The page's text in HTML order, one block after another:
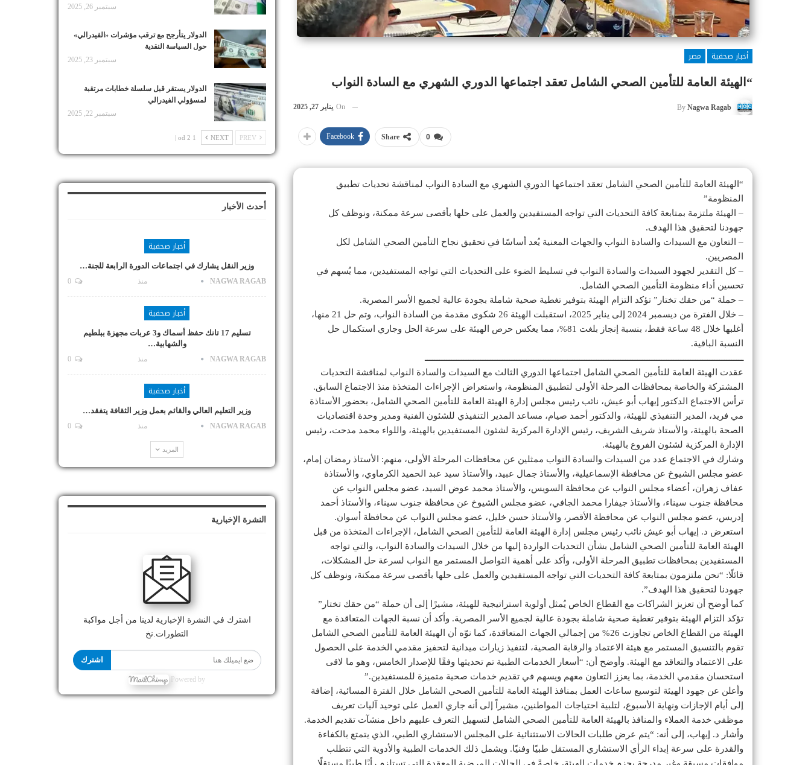
أخبار صحفية
مصر
“الهيئة العامة للتأمين الصحي الشامل تعقد اجتماعها الدوري الشهري مع السادة النواب
By Nagwa Ragab
On يناير 27, 2025
0
Share
Facebook
“الهيئة العامة للتأمين الصحي الشامل تعقد اجتماعها الدوري الشهري مع السادة النواب لمناقشة تحديات تطبيق
المنظومة”
– الهيئة ملتزمة بمتابعة كافة التحديات التي تواجه المستفيدين والعمل على حلها بأقصى سرعة ممكنة، ونوظف كل
جهودنا لتحقيق هذا الهدف.
– التعاون مع السيدات والسادة النواب والجهات المعنية يُعد أساسًا في تحقيق نجاح التأمين الصحي الشامل لكل
المصريين.
– كل التقدير لجهود السيدات والسادة النواب في تسليط الضوء على التحديات التي تواجه المستفيدين، مما يُسهم في
تحسين أداء منظومة التأمين الصحي الشامل.
– حملة “من حقك تختار” تؤكد التزام الهيئة بتوفير تغطية صحية شاملة بجودة عالية لجميع الأسر المصرية.
– خلال الفترة من ديسمبر 2024 إلى يناير 2025، استقبلت الهيئة 26 شكوى مقدمة من السادة النواب، وتم حل 21 منها،
أغلبها خلال 48 ساعة فقط، بنسبة إنجاز بلغت 81%، مما يعكس حرص الهيئة على سرعة الحل وجاري استكمال حل
النسبة الباقية.
ــــــــــــــــــــــــــــــــــــــــــــــــــــــــــــــــــــــــــــــــــــــــــــــــــــــــــــــــــــــــــــــــــــ
عقدت الهيئة العامة للتأمين الصحي الشامل اجتماعها الدوري الثالث مع السيدات والسادة النواب لمناقشة التحديات
المشتركة والخاصة بمحافظات المرحلة الأولى لتطبيق المنظومة، واستعراض الإجراءات المتخذة منذ الاجتماع السابق.
ترأس الاجتماع الدكتور إيهاب أبو عيش، نائب رئيس مجلس إدارة الهيئة العامة للتأمين الصحي الشامل، بحضور الأستاذة
مي فريد، المدير التنفيذي للهيئة، والدكتور أحمد صيام، مساعد المدير التنفيذي للشئون الفنية ومدير وحدة اقتصاديات
الصحة بالهيئة، والأستاذ شريف الشريف، رئيس الإدارة المركزية لشئون المستفيدين بالهيئة، واللواء محمد مدحت، رئيس
الإدارة المركزية لشئون الفروع بالهيئة.
وشارك في الاجتماع عدد من السيدات والسادة النواب ممثلين عن محافظات المرحلة الأولى، منهم: الأستاذ رمضان إمام،
عضو مجلس الشيوخ عن محافظة الإسماعيلية، والأستاذ جمال عبيد، والأستاذ سيد عبد الحميد الكرماوي، والأستاذة
عفاف زهران، أعضاء مجلس النواب عن محافظة السويس، والأستاذ محمد عوض السيد، عضو مجلس النواب عن
محافظة جنوب سيناء، والأستاذ جيفارا محمد الجافي، عضو مجلس الشيوخ عن محافظة جنوب سيناء، والأستاذ أحمد
إدريس، عضو مجلس النواب عن محافظة الأقصر، والأستاذ حسن خليل، عضو مجلس النواب عن محافظة أسوان.
استعرض د. إيهاب أبو عيش نائب رئيس مجلس إدارة الهيئة العامة للتأمين الصحي الشامل، الإجراءات المتخذة من قبل
الهيئة العامة للتأمين الصحي الشامل بشأن التحديات الواردة إليها من خلال السيدات والسادة النواب، والتي تواجه
المستفيدين بمحافظات تطبيق المرحلة الأولى، وأكد على أهمية التواصل المستمر مع النواب لسرعة حل المشكلات،
قائلًا: “نحن ملتزمون بمتابعة كافة التحديات التي تواجه المستفيدين والعمل على حلها بأقصى سرعة ممكنة، ونوظف كل
جهودنا لتحقيق هذا الهدف”.
كما أوضح أن تعزيز الشراكات مع القطاع الخاص يُمثل أولوية استراتيجية للهيئة، مشيرًا إلى أن حملة “من حقك تختار”
تؤكد التزام الهيئة بتوفير تغطية صحية شاملة بجودة عالية لجميع الأسر المصرية. وأكد أن نسبة الجهات المتعاقدة مع
الهيئة من القطاع الخاص تجاوزت 26% من إجمالي الجهات المتعاقدة، كما نوّه أن الهيئة العامة للتأمين الصحي الشامل
تقوم بالتنسيق المستمر مع هيئة الاعتماد والرقابة الصحية، لتنفيذ زيارات ميدانية لتحفيز مقدمي الخدمة على الحصول
على الاعتماد والتعاقد مع الهيئة. وأوضح أن: “أسعار الخدمات الطبية تم تحديثها وفقًا للإصدار الخامس، وهو ما لاقى
استحسان مقدمي الخدمة، بما يعزز التعاون معهم ويسهم في تقديم خدمات صحية متميزة للمستفيدين.”
وأعلن عن جهود الهيئة لتوسيع ساعات العمل بمنافذ الهيئة العامة للتأمين الصحي الشامل خلال الفترة المسائية، إضافة
إلى أيام الإجازات ونهاية الأسبوع، لتلبية احتياجات المواطنين، مشيراً إلى أنه جاري العمل على توحيد آليات تعريف
موظفي خدمة العملاء والمنافذ بالهيئة العامة للتأمين الصحي الشامل لتسهيل التعرف عليهم داخل منشآت تقديم الخدمة.
وأشار د. إيهاب، إلى أنه: “يتم عرض طلبات الحالات الاستثنائية على المجلس الاستشاري الطبي، الذي يتمتع بالكفاءة
والقدرة على سرعة إبداء الرأي الاستشاري المستقل طبيًا وفنيًا. ويشمل ذلك الخدمات الطبية والأدوية التي تتطلب
سبتمبر 26, 2025
الدولار يتأرجح مع ترقب مؤشرات «الفيدرالي»
حول السياسة النقدية
سبتمبر 23, 2025
الدولار يستقر قبل سلسلة خطابات مرتقبة
لمسؤولي الفيدرالي
سبتمبر 22, 2025
NEXT
1 od 2 |
أحدث الأخبار
أخبار صحفية
وزير النقل يشارك في اجتماعات الدورة الرابعة للجنة…
NAGWA RAGAB منذ
أخبار صحفية
تسليم 17 تانك حفظ أسماك و3 عربات مجهزة ببلطيم
والشهابية…
NAGWA RAGAB منذ
أخبار صحفية
وزير التعليم العالي والقائم بعمل وزير الثقافة يتفقد…
NAGWA RAGAB منذ
المزيد
النشرة الإخبارية
اشترك في النشرة الإخبارية لدينا من أجل مواكبة
التطورات.نخ
اشترك
Powered by